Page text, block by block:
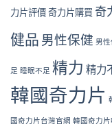
號
與
腎
法〉
值
長
用
嗎？〉
中
嗎？
整
性
析
注
力片評價奇力片購買 奇
健品 男性保健 男性
足 睡眠不足 精力 精力
韓國奇力片
國奇力片台灣官網 韓國奇力片